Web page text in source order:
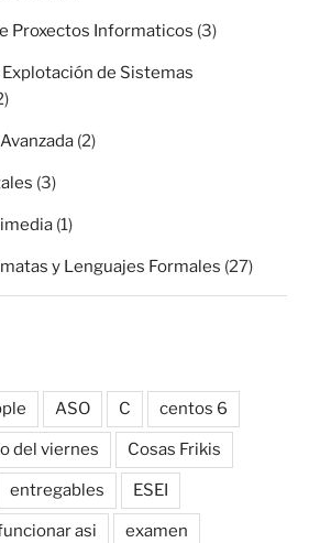
Proxectos Informaticos (3)
de Sistemas
(2)
(3)
(1)
y Lenguajes Formales (27)
ASO C centos 6
del viernes Cosas Frikis
entregables ESEI
asi examen